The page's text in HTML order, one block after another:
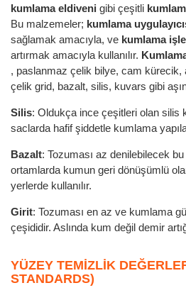
kumlama eldiveni gibi çeşitli
Bu malzemeler; kumlama
sağlamak amacıyla, ve kumlama
artırmak amacıyla kullanılır.
, paslanmaz çelik bilye, cam kürecik,
çelik grid, bazalt, silis, kuvars gibi
Silis: Oldukça ince çeşitleri olan silis
saclarda hafif şiddetle kumlama
Bazalt: Tozuması az denilebilecek
ortamlarda kumun geri dönüşümlü
yerlerde kullanılır.
Girit: Tozuması en az ve kumlama
çeşididir. Aslında kum değil demir
YÜZEY TEMIZLIK
STANDARDS)